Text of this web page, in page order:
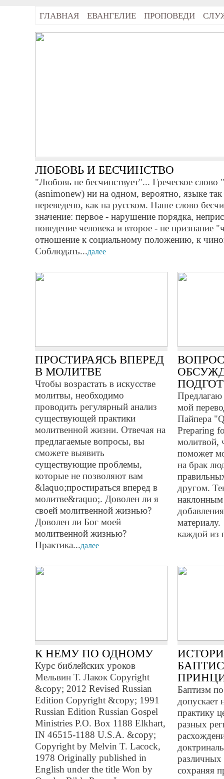
ГЛАВНАЯ ЕВАНГЕЛИЕ ПРОПОВЕДИ
ЛЮБОВЬ И БЕСЧИНСТВО
"Любовь не бесчинствует"... Греческое слово
(asnimonew) ни на одном, вероятно, языке так
переведено, как на русском. Наше слово
значение: первое - нарушение порядка,
поведение человека и второе - не признание
отношение к социальному положению, к
Соблюдать...далее
ПРОСТИРАЯСЬ ВПЕРЕД
В МОЛИТВЕ
Чтобы возрастать в искусстве
молитвы, необходимо
проводить регулярный анализ
существующей практики
молитвенной жизни. Отвечая на
предлагаемые вопросы, вы
сможете выявить
существующие проблемы,
которые не позволяют вам
&laquo;простираться вперед в
молитве&raquo;. Доволен ли я
своей молитвенной жизнью?
Доволен ли Бог моей
молитвенной жизнью?
Практика...далее
мой
Пайпера
Preparing
молитвой,
поможет
на брак
другом.
каждой из
К НЕМУ ПО ОДНОМУ
Курс библейских уроков
Мельвин Т. Лакок Copyright
&copy; 2012 Revised Russian
Edition Copyright &copy; 1991
Russian Edition Russian Gospel
Ministries P.O. Box 1188 Elkhart,
IN 46515-1188 U.S.A. &copy;
Copyright by Melvin T. Lacock,
1978 Originally published in
English under the title Won by
Баптизм
допускает
практику
разных
различных
сохраняя